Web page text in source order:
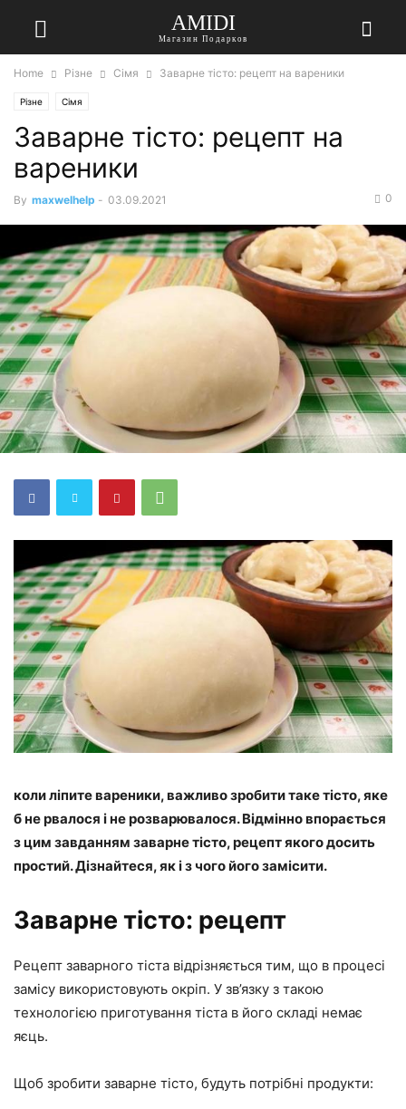
AMIDI
Магазин Подарков
Home Різне Сімя Заварне тісто: рецепт на вареники
Різне Сімя
Заварне тісто: рецепт на
вареники
By maxwelhelp - 03.09.2021 0
коли ліпите вареники, важливо зробити таке тісто, яке
б не рвалося і не розварювалося. Відмінно впорається
з цим завданням заварне тісто, рецепт якого досить
простий. Дізнайтеся, як і з чого його замісити.
Заварне тісто: рецепт
Рецепт заварного тіста відрізняється тим, що в процесі
замісу використовують окріп. У зв’язку з такою
технологією приготування тіста в його складі немає
яєць.
Щоб зробити заварне тісто, будуть потрібні продукти: